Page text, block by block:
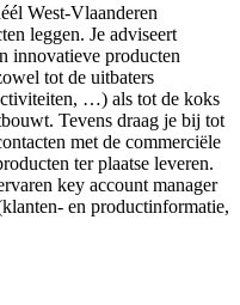
West-Vlaanderen
leggen. Je adviseert
innovatieve producten
tot de uitbaters
…) als tot de koks
Tevens draag je bij tot
met de commerciële
ter plaatse leveren.
key account manager
en productinformatie,